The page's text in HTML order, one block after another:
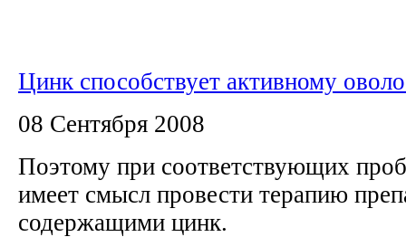
Цинк cпособствует активному
08 Сентября 2008
Поэтому при соответствующих
имеет смысл провести терапию
содержащими цинк.